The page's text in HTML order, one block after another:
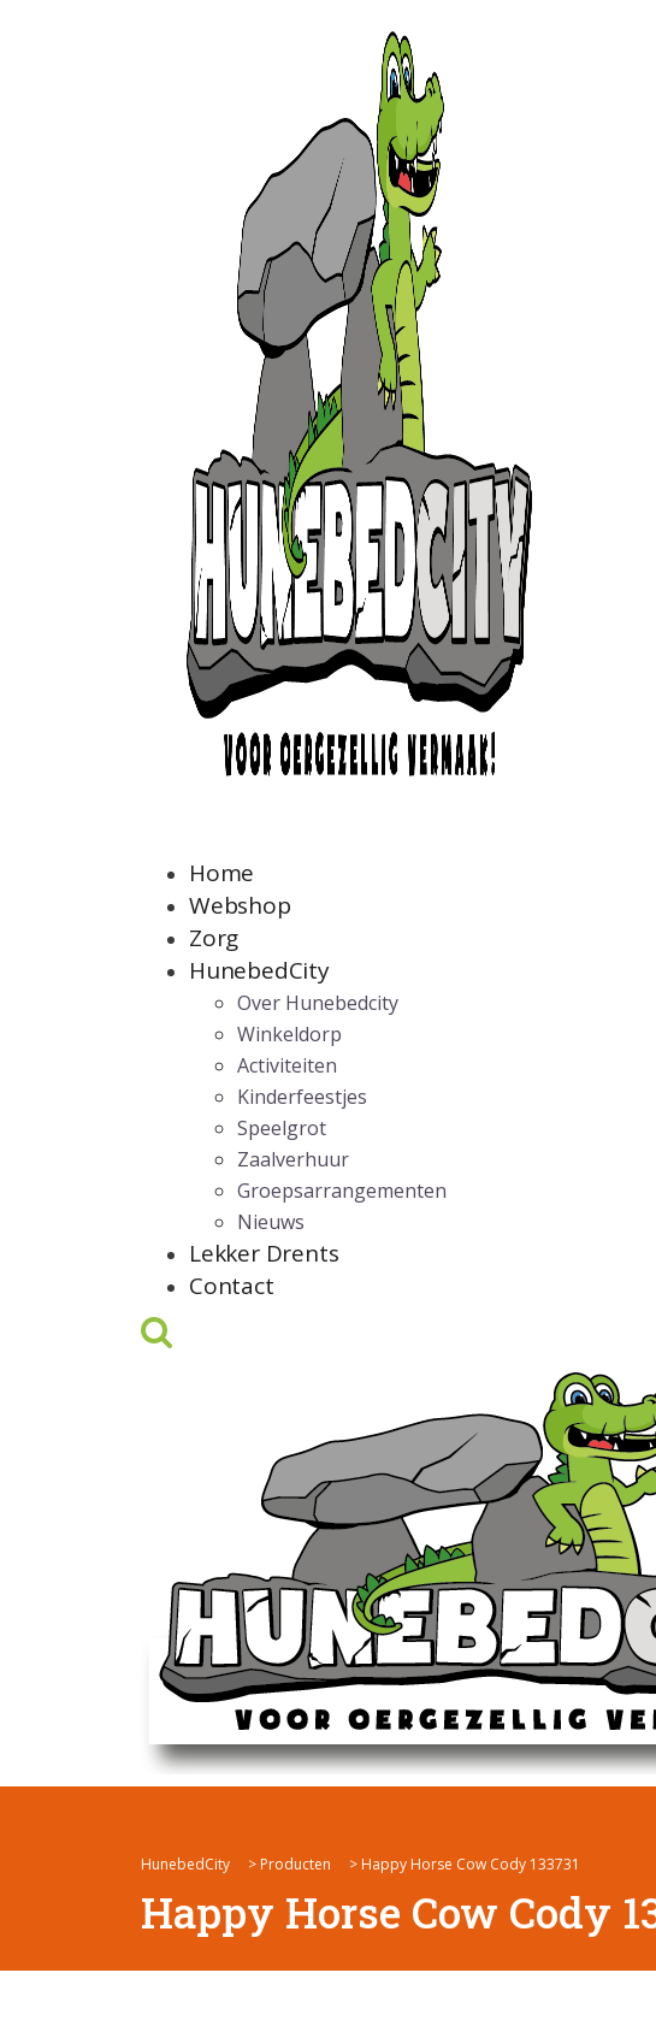
Home
Webshop
Zorg
HunebedCity
Over Hunebedcity
Winkeldorp
Activiteiten
Kinderfeestjes
Speelgrot
Zaalverhuur
Groepsarrangementen
Nieuws
Lekker Drents
Contact
HunebedCity > Producten > Happy Horse Cow Cody 133731
Happy Horse Cow Cody